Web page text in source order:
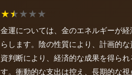
★★★★★
金運については、金のエネルギーが
らします。陰の性質により、計画的
資判断により、経済的な成果を得ら
す。衝動的な支出は控え、長期的な視